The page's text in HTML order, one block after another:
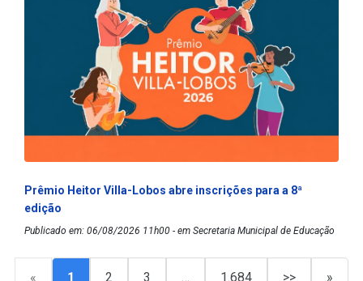
Prêmio Heitor Villa-Lobos abre inscrições para a 8ª
edição
Publicado em: 06/08/2026 11h00 - em Secretaria Municipal de Educação
« 1 2 3 … 1.684 >> »